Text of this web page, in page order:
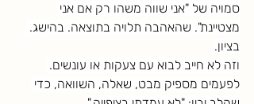
סמויה של "אני שווה משהו רק אם אני
מצטיינת". שהאהבה תלויה בתוצאה. בהישג.
בציון.
וזה לא חייב לבוא עם צעקות או עונשים.
לפעמים מספיק מבט, שאלה, השוואה, כדי